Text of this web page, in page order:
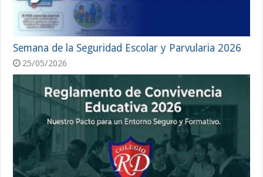
Semana de la Seguridad Escolar y Parvularia 2026
25/05/2026